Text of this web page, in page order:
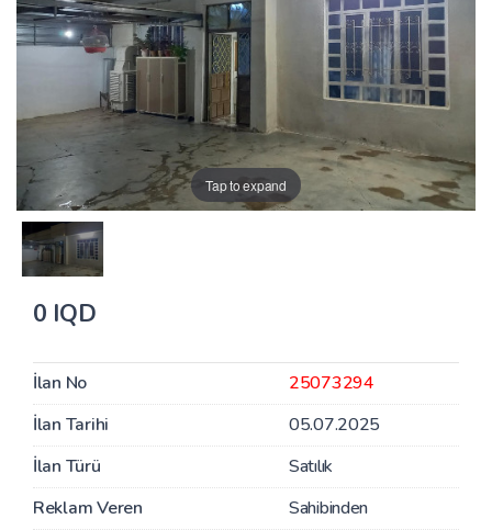
Tap to expand
0 IQD
İlan No
25073294
İlan Tarihi
05.07.2025
İlan Türü
Satılık
Reklam Veren
Sahibinden